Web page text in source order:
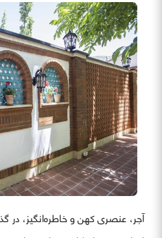
آجر، عنصری کهن و خاطره‌انگیز، در